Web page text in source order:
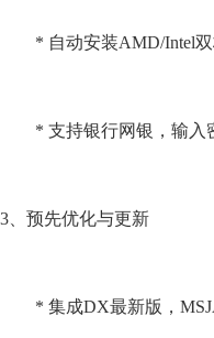
* 自动安装AMD/Intel双
* 支持银行网银，输入密
3、预先优化与更新
* 集成DX最新版，